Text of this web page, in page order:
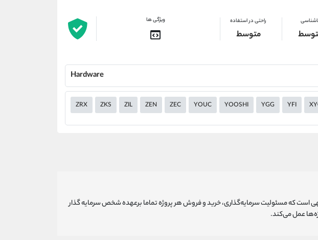
راحتی در استفاده
متوسط
ویژگی ها
Hardware
ZRX ZKS ZIL ZEN ZEC YOUC YOOSHI YGG YFI
است که مسئولیت سرمایه‌گذاری، خرید و فروش هر پروژه تماما برعهده شخص سرمایه گذار
عمل می‌کند.